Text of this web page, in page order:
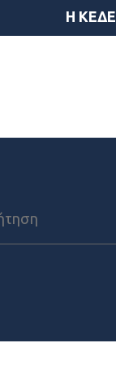
Η ΚΕΔΕ